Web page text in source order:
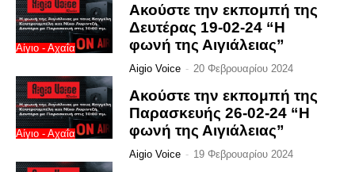
Αίγιο - Αχαΐα
Ακούστε την εκπομπή της
Δευτέρας 19-02-24 “Η
φωνή της Αιγιάλειας”
Aigio Voice - 20 Φεβρουαρίου 2024
Αίγιο - Αχαΐα
Ακούστε την εκπομπή της
Παρασκευής 26-02-24 “Η
φωνή της Αιγιάλειας”
Aigio Voice - 19 Φεβρουαρίου 2024